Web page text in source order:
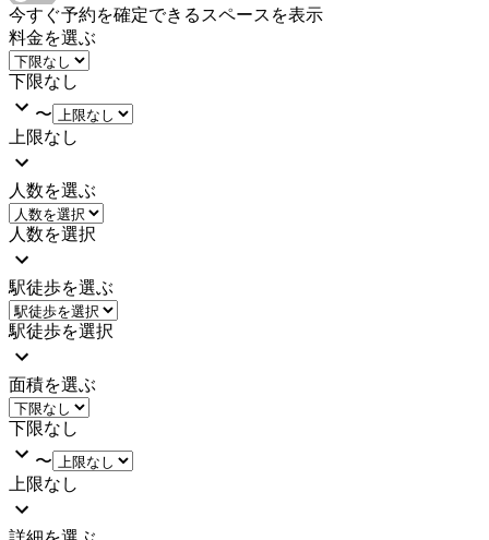
今すぐ予約を確定できるスペースを表示
料金を選ぶ
下限なし
〜
上限なし
人数を選ぶ
人数を選択
駅徒歩を選ぶ
駅徒歩を選択
面積を選ぶ
下限なし
〜
上限なし